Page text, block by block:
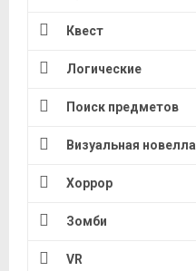
Квест
Логические
Поиск предметов
Визуальная новелла
Хоррор
Зомби
VR